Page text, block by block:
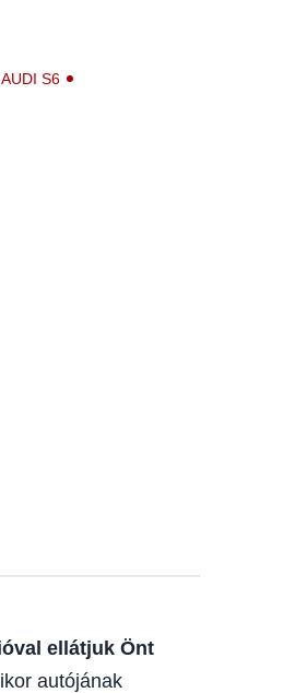
AUDI S6
ellátjuk Önt
autójának